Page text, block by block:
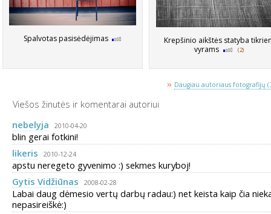
Spalvotas pasisėdėjimas
Krepšinio aikštės statyba
vyrams
(2)
» Daugiau autoriaus fotografijų
Viešos žinutės ir komentarai autoriui
nebelyja
2010-04-20
blin gerai fotkini!
likeris
2010-12-24
apstu neregeto gyvenimo :) sekmes kuryboj!
Gytis Vidžiūnas
2008-02-28
Labai daug dėmesio vertų darbų radau:) net keista kaip čia
nepasireiškė:)